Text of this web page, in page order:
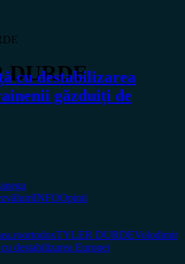
DURDE
cu destabilizarea
găzduiți de
INFOOpinii
ortodoxTYLER DURDEVolodimir
destabilizarea Europei